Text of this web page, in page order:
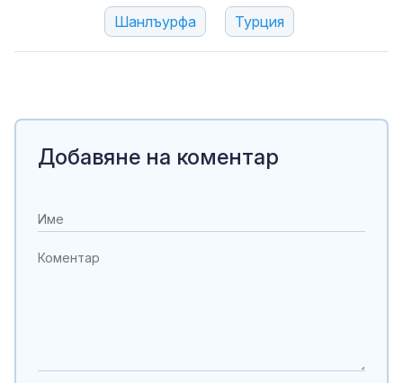
Шанлъурфа Турция
Добавяне на коментар